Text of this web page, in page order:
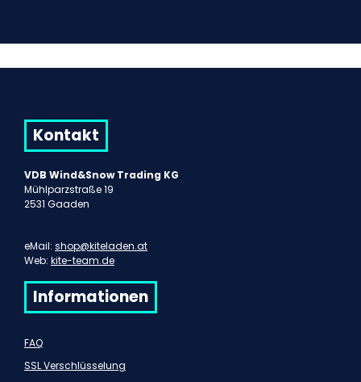
Kontakt
VDB Wind&Snow Trading KG
Mühlparzstraße 19
2531 Gaaden
eMail: shop@kiteladen.at
Web: kite-team.de
Informationen
FAQ
SSL Verschlüsselung